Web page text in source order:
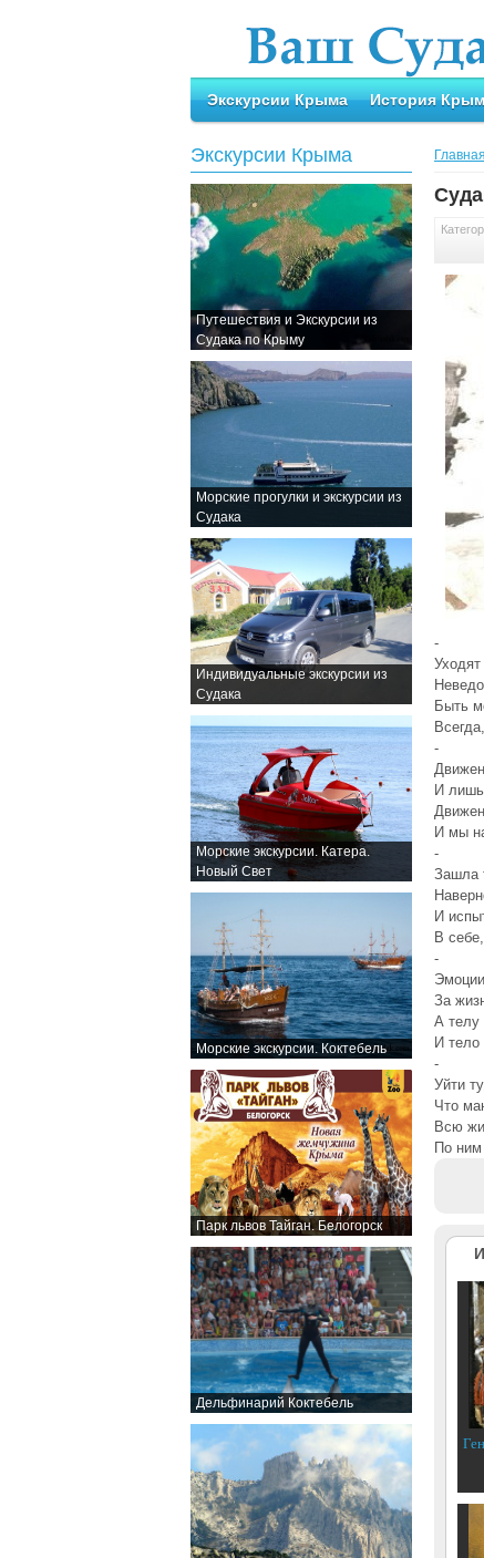
Экскурсии Крыма История
Экскурсии Крыма
Путешествия и Экскурсии из
Судака по Крыму
Морские прогулки и экскурсии из
Судака
Индивидуальные экскурсии из
Судака
Морские экскурсии. Катера.
Новый Свет
Морские экскурсии. Коктебель
Парк львов Тайган. Белогорск
Дельфинарий Коктебель
Главная
-
Быть
-
И
И мы
-
Зашла
И
В
-
За
А телу
И тело
-
Уйти
Что
Всю
По ним